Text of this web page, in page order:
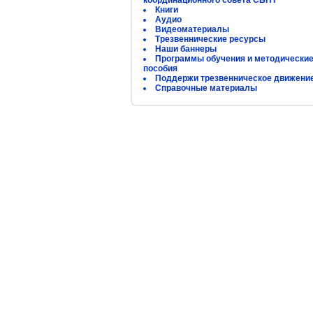
Книги
Аудио
Видеоматериалы
Трезвеннические ресурсы
Наши баннеры
Программы обучения и методические
пособия
Поддержи трезвенническое
Справочные материалы